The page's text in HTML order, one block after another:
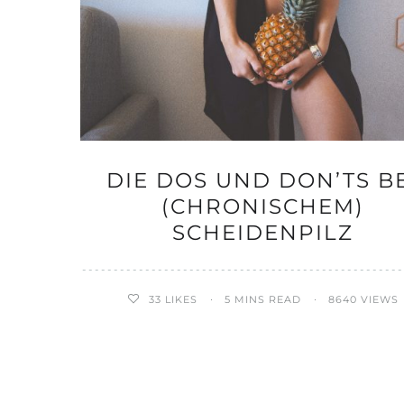
DIE DOS UND DON’TS
(CHRONISCHEM)
SCHEIDENPILZ
33 LIKES 5 MINS READ 8640 VIEWS